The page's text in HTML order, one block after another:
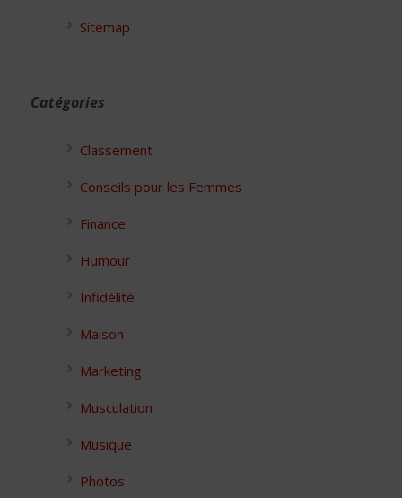
Sitemap
Catégories
Classement
Conseils pour les Femmes
Finance
Humour
Infidélité
Maison
Marketing
Musculation
Musique
Photos